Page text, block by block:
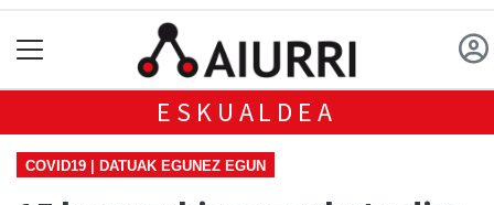
ESKUALDEA
COVID19 | DATUAK EGUNEZ EGUN